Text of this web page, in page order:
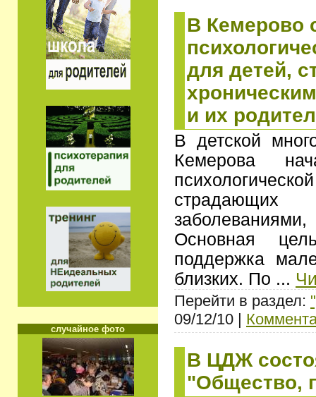
случайное фото
В Кемерово
для детей,
и их
В детской
Кемерова
Основная
поддержка
близких. По ...
Перейти в раздел:
09/12/10 |
В ЦДЖ
"Общество,